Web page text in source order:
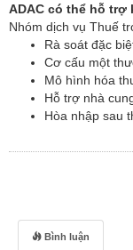
ADAC có thể hỗ trợ
Nhóm dịch vụ Thuế
Rà soát đặc
Cơ cấu một
Mô hình hóa
Hỗ trợ nhà
Hòa nhập sau
Bình luận